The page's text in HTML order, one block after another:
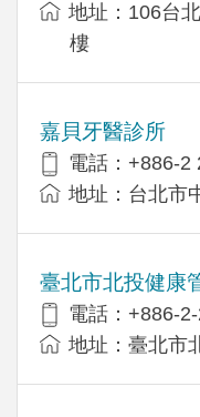
地址：106台
樓
嘉貝牙醫診所
電話：+886-2
地址：台北市
臺北市北投健康
電話：+886-
地址：臺北市